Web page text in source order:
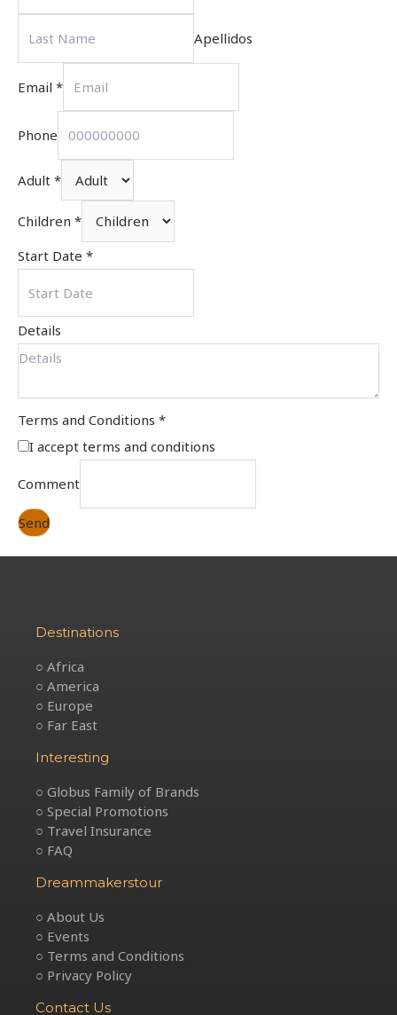
Apellidos
Email *
Phone
Adult *
Children *
Start Date *
Details
Terms and Conditions *
I accept terms and conditions
Comment
Send
Destinations
○ Africa
○ America
○ Europe
○ Far East
Interesting
○ Globus Family of Brands
○ Special Promotions
○ Travel Insurance
○ FAQ
Dreammakerstour
○ About Us
○ Events
○ Terms and Conditions
○ Privacy Policy
Contact Us